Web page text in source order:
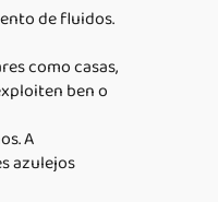
de fluidos.
como casas,
ben o
A
azulejos